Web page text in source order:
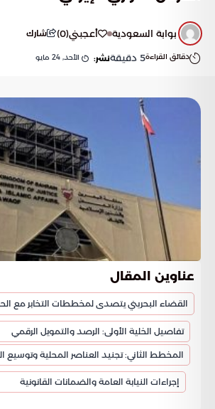
بوابة السعودية أعجبني(
0
) شارك
دقائق القراءة5 دقيقةنشر: الأحد, 24 مايو
عناوين المقال
القضاء البحريني يتصدى لمخططات التخابر مع
تفاصيل الخلية الأولى: الرصد والتمويل الرقمي
المخطط الثاني: تجنيد العناصر المحلية وتوسيع
إجراءات النيابة العامة والضمانات القانونية